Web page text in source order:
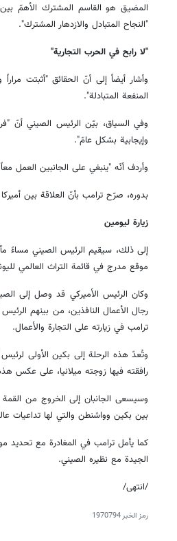
المضيق هو القاسم المشترك الأهمّ بين
"النجاح المتبادل والازدهار المشترك".
"لا رابح في الحرب التجارية"
وأشار أيضاً إلى أنّ الحقائق "أثبتت
المنفعة المتبادلة".
وفي السياق، بيّن الرئيس الصيني أنّ
وإيجابية بشكل عامّ".
وأردف أنّه "ينبغي على الجانبين العمل
بدوره، صرّح ترامب بأنّ العلاقة بين
زيارة ليومين
إلى ذلك، سيقيم الرئيس الصيني مساءً
موقع مدرج في قائمة التراث العالمي
وكان الرئيس الأميركي قد وصل إلى
رجال الأعمال النافذين، من بينهم
ترامب في زيارته على التجارة والأعمال.
رافقته فيها زوجته ميلانيا، على عكس
وسيسعى الجانبان إلى الخروج من
بين بكين وواشنطن والتي لها تداعيات
الجيدة مع نظيره الصيني.
/انتهى/
رمز الخبر1970794